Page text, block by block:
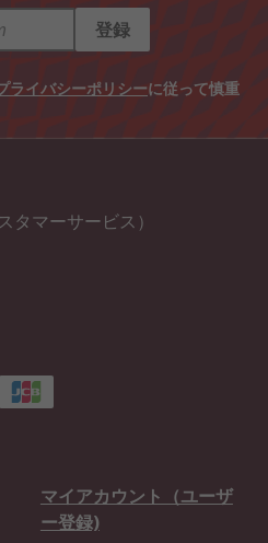
登録
ライバシーポリシーに従って慎重
タマーサービス）
マイアカウント（ユーザ
ー登録)